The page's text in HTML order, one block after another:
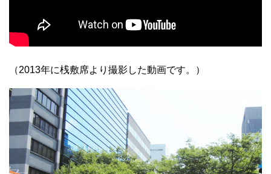
（2013年に桟敷席より撮影した動画です。）